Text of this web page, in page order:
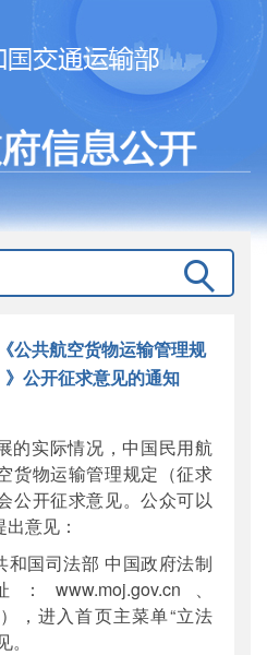
公共航空货物运输管理规
公开征求意见的通知
的实际情况，中国民用航
货物运输管理规定（征求
公开征求意见。公众可以
意见：
和国司法部 中国政府法制
、
，进入首页主菜单“立法